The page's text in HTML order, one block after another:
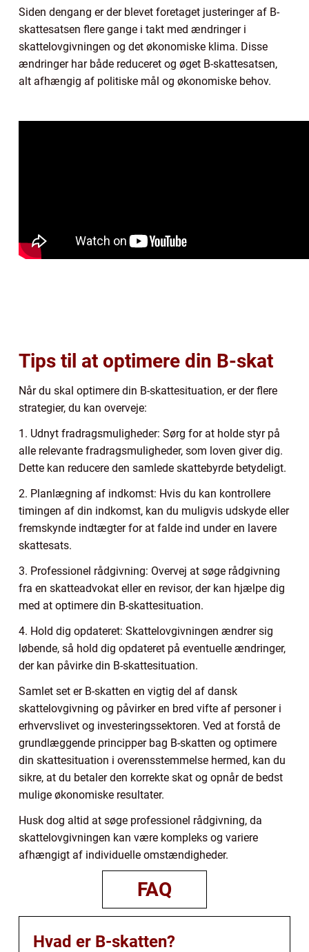
Siden dengang er der blevet foretaget justeringer af B-
skattesatsen flere gange i takt med ændringer i
skattelovgivningen og det økonomiske klima. Disse
ændringer har både reduceret og øget B-skattesatsen,
alt afhængig af politiske mål og økonomiske behov.
Tips til at optimere din B-skat
Når du skal optimere din B-skattesituation, er der flere
strategier, du kan overveje:
1. Udnyt fradragsmuligheder: Sørg for at holde styr på
alle relevante fradragsmuligheder, som loven giver dig.
Dette kan reducere den samlede skattebyrde betydeligt.
2. Planlægning af indkomst: Hvis du kan kontrollere
timingen af din indkomst, kan du muligvis udskyde eller
fremskynde indtægter for at falde ind under en lavere
skattesats.
3. Professionel rådgivning: Overvej at søge rådgivning
fra en skatteadvokat eller en revisor, der kan hjælpe dig
med at optimere din B-skattesituation.
4. Hold dig opdateret: Skattelovgivningen ændrer sig
løbende, så hold dig opdateret på eventuelle ændringer,
der kan påvirke din B-skattesituation.
Samlet set er B-skatten en vigtig del af dansk
skattelovgivning og påvirker en bred vifte af personer i
erhvervslivet og investeringssektoren. Ved at forstå de
grundlæggende principper bag B-skatten og optimere
din skattesituation i overensstemmelse hermed, kan du
sikre, at du betaler den korrekte skat og opnår de bedst
mulige økonomiske resultater.
Husk dog altid at søge professionel rådgivning, da
skattelovgivningen kan være kompleks og variere
afhængigt af individuelle omstændigheder.
FAQ
Hvad er B-skatten?